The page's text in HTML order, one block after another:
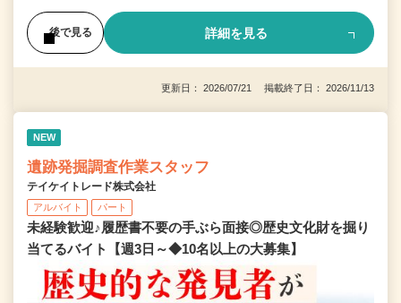
後で見る 詳細を見る
更新日： 2026/07/21 掲載終了日： 2026/11/13
NEW
遺跡発掘調査作業スタッフ
テイケイトレード株式会社
アルバイト パート
未経験歓迎♪履歴書不要の手ぶら面接◎歴史文化財を掘り
当てるバイト【週3日～◆10名以上の大募集】